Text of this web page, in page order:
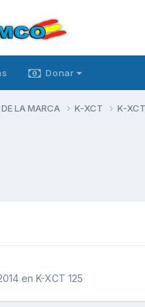
Donar
LA MARCA K-XCT K-
en K-XCT 125